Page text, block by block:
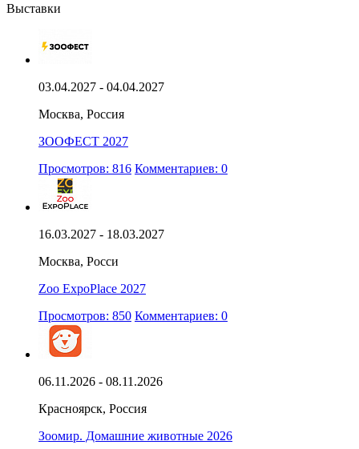
Выставки
03.04.2027 - 04.04.2027
Москва, Россия
ЗООФЕСТ 2027
Просмотров: 816 Комментариев: 0
16.03.2027 - 18.03.2027
Москва, Росси
Zoo ExpoPlace 2027
Просмотров: 850 Комментариев: 0
06.11.2026 - 08.11.2026
Красноярск, Россия
Зоомир. Домашние животные 2026